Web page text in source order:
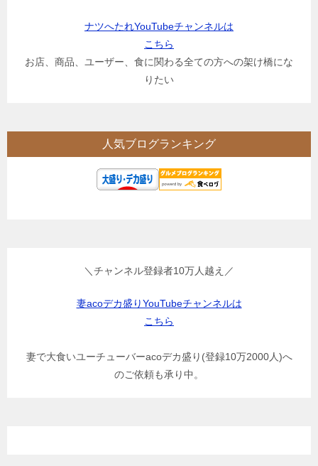
ナツへたれYouTubeチャンネルは
こちら
お店、商品、ユーザー、食に関わる全ての方への架け橋にな
りたい
人気ブログランキング
＼チャンネル登録者10万人越え／
妻acoデカ盛りYouTubeチャンネルは
こちら
妻で大食いユーチューバーacoデカ盛り(登録10万2000人)へ
のご依頼も承り中。